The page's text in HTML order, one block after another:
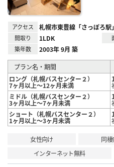
アクセス 札幌市東豊線「さっぽろ駅
間取り 1LDK
築年数 2003年 9月 築
プラン名・期間
ロング（札幌バスセンター２）
7ヶ月以上～12ヶ月未満
ミドル（札幌バスセンター２）
3ヶ月以上～7ヶ月未満
ショート（札幌バスセンター２）
1ヶ月以上～3ヶ月未満
女性向け 同棲
インターネット無料